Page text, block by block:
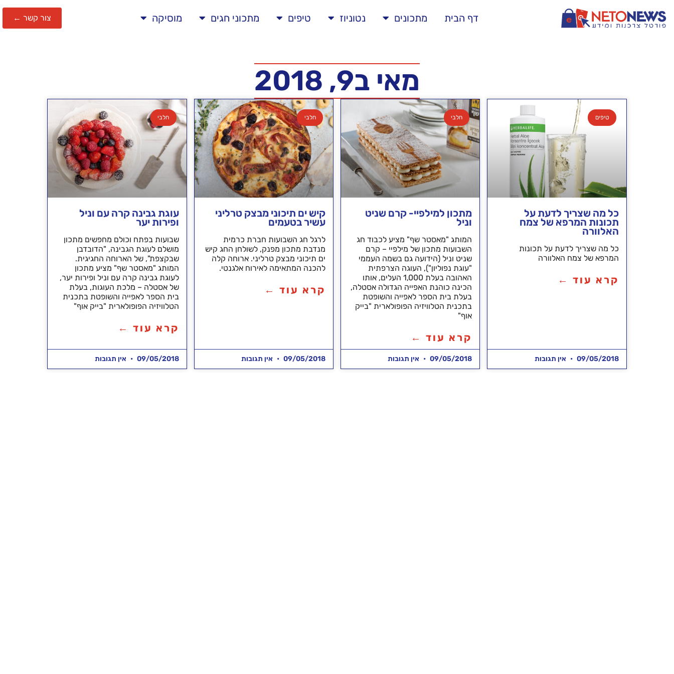
צור קשר ← דף הבית מתכונים נטוניוז טיפים מתכוני חגים מוסיקה
מאי ב9, 2018
טיפים
כל מה שצריך לדעת על
תכונות המרפא של צמח
האלוורה
כל מה שצריך לדעת על תכונות
המרפא של צמח האלוורה
קרא עוד ←
09/05/2018 אין תגובות
חלבי
מתכון למילפיי- קרם שניט
וניל
המותג "מאסטר שף" מציע לכבוד חג
השבועות מתכון של מילפיי – קרם
שניט וניל (הידועה גם בשמה העממי
"עוגת נפוליון"), העוגה הצרפתית
האהובה בעלת 1,000 העלים, אותו
הכינה כוהנת האפייה הגדולה אסטלה,
בעלת בית הספר לאפייה והשופטת
בתכנית הטלוויזיה הפופולארית "בייק
אוף"
קרא עוד ←
09/05/2018 אין תגובות
חלבי
קיש ים תיכוני מבצק טרליני
עשיר בטעמים
לרגל חג השבועות חברת כרמית
מנדבת מתכון מפנק, לשולחן החג קיש
ים תיכוני מבצק טרליני. ארוחה קלה
להכנה המתאימה לאירוח אלגנטי.
קרא עוד ←
09/05/2018 אין תגובות
חלבי
עוגת גבינה קרה עם וניל
ופירות יער
שבועות בפתח וכולם מחפשים מתכון
מושלם לעוגת הגבינה, "הדובדבן
שבקצפת", של הארוחה החגיגית.
המותג "מאסטר שף" מציע מתכון
לעוגת גבינה קרה עם וניל ופירות יער,
של אסטלה – מלכת העוגות, בעלת
בית הספר לאפייה והשופטת בתכנית
הטלוויזיה הפופולארית "בייק אוף"
קרא עוד ←
09/05/2018 אין תגובות